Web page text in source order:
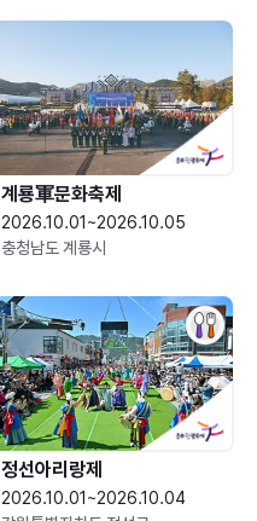
2026.10.01~2026.10.05
충청남도 계룡시
정선아리랑제
2026.10.01~2026.10.04